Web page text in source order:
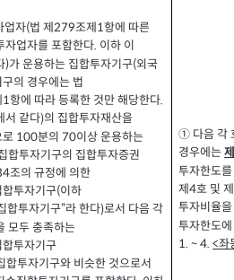
업자(법 제279조제 1항에 따른
자업자를 포함한다. 이하 이
)가 운용하는 집합투자기구(외국
의 경우에는 법
1항에 따라 등록한 것만 해당한다.
서 같다)의 집합투자재산을
로 100분의 70이상 운용하는
합투자기구의 집합투자증권
조의 규정에 의한
투자기구(이하
합투자기구”라 한다)로서 다음 각
모두 충족하는
투자기구
합투자기구와 비슷한 것으로서
① 다음 각
경우에는
투자한도
제4호 및 제
투자비율
투자한도
1. ~ 4.<좌